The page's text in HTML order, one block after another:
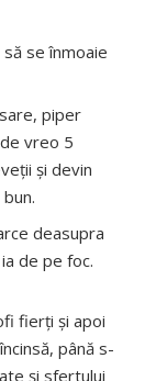
se înmoaie
piper
vreo 5
și devin
deasupra
de pe foc.
fierți și apoi
până s-
și sfertului